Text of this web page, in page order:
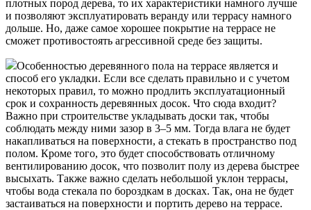
плотных пород дерева, то их характеристики намного лучше
и позволяют эксплуатировать веранду или террасу намного
дольше. Но, даже самое хорошее покрытие на террасе не
сможет противостоять агрессивной среде без защиты.
Особенностью деревянного пола на террасе является и
способ его укладки. Если все сделать правильно и с учетом
некоторых правил, то можно продлить эксплуатационный
срок и сохранность деревянных досок. Что сюда входит?
Важно при строительстве укладывать доски так, чтобы
соблюдать между ними зазор в 3–5 мм. Тогда влага не будет
накапливаться на поверхности, а стекать в пространство под
полом. Кроме того, это будет способствовать отличному
вентилированию досок, что позволит полу из дерева быстрее
высыхать. Также важно сделать небольшой уклон террасы,
чтобы вода стекала по бороздкам в досках. Так, она не будет
застаиваться на поверхности и портить дерево на террасе.